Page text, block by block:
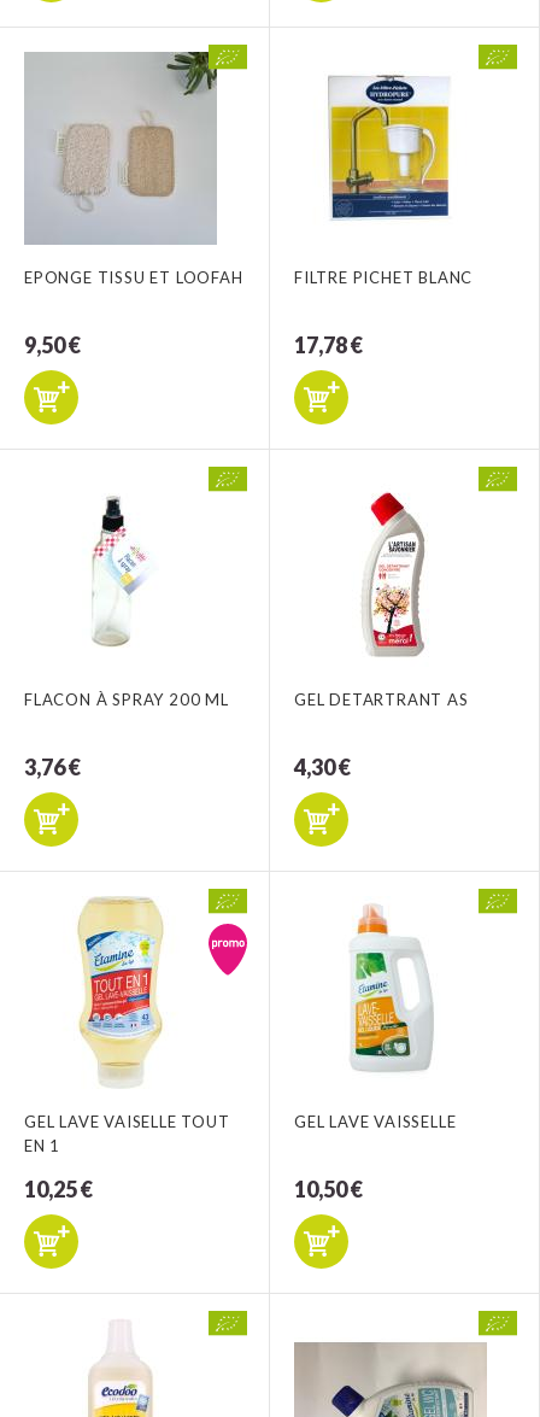
EPONGE TISSU ET LOOFAH
9,50 €
FILTRE PICHET BLANC
17,78 €
FLACON À SPRAY 200 ML
3,76 €
GEL DETARTRANT AS
4,30 €
GEL LAVE VAISELLE TOUT
EN 1
10,25 €
GEL LAVE VAISSELLE
10,50 €